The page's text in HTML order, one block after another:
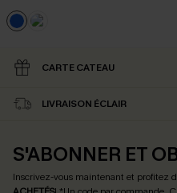
CARTE CATEAU
LIVRAISON ÉCLAIR
S'ABONNER ET
Inscrivez-vous maintenant et profitez